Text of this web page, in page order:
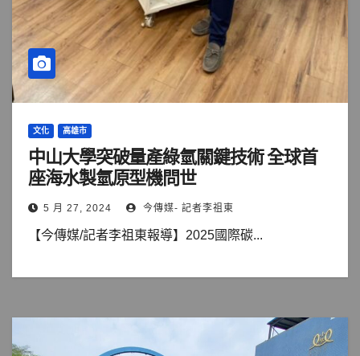
文化 高雄市
中山大學突破量產綠氫關鍵技術 全球首
座海水製氫原型機問世
5 月 27, 2024 今傳媒- 記者李祖東
【今傳媒/記者李祖東報導】2025國際碳...